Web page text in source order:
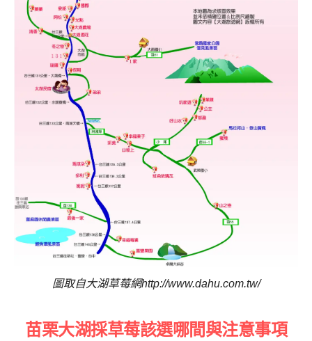
圖取自大湖草莓網http://www.dahu.com.tw/
苗栗大湖採草莓該選哪間與注意事項